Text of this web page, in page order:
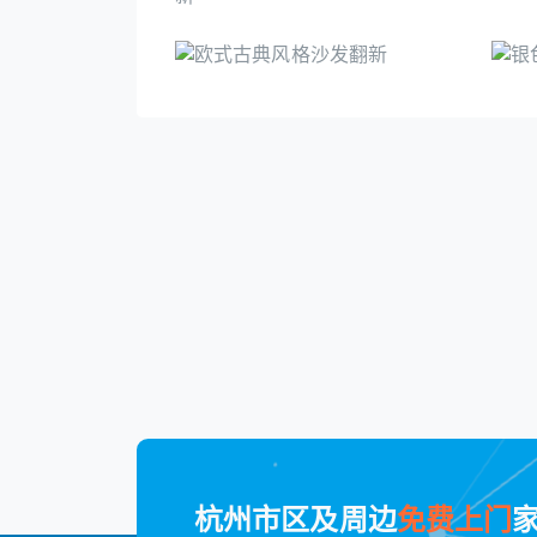
杭州市区及周边免费上门